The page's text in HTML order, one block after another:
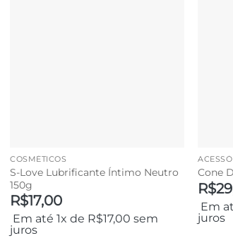
COSMÉTICOS
S-Love Lubrificante Íntimo Neutro
150g
R$17,00
Em até 1x de R$17,00 sem
juros
Cone
R$
Em
juros